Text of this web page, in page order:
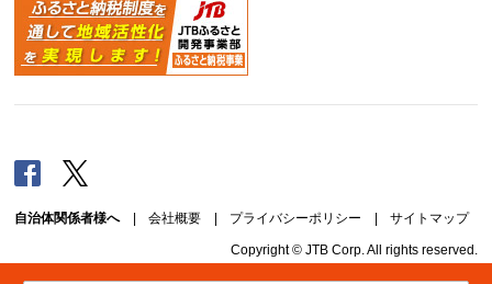
Facebook
自治体関係者様へ| 会社概要 | プライバシーポリシー | サイトマップ
Copyright © JTB Corp. All rights reserved.